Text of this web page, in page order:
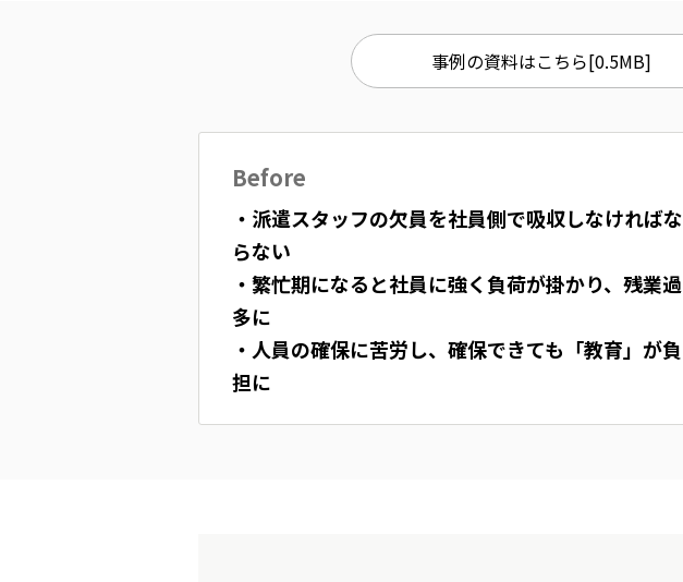
事例の資料はこちら[0.5MB]
Before
・派遣スタッフの欠員を社員側で吸収しなければな
らない
・繁忙期になると社員に強く負荷が掛かり、残業過
多に
・人員の確保に苦労し、確保できても「教育」が負
担に